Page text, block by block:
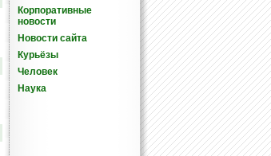
Корпоративные
новости
Новости сайта
Курьёзы
Человек
Наука